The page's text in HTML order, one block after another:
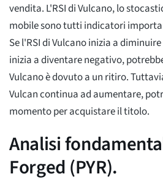
vendita. L'RSI di Vulcano, lo
mobile sono tutti indicatori
Se l'RSI di Vulcano inizia a
inizia a diventare negativo,
Vulcano è dovuto a un ritiro.
Vulcan continua ad aumentare,
momento per acquistare il titolo.
Analisi
Forged (PYR).